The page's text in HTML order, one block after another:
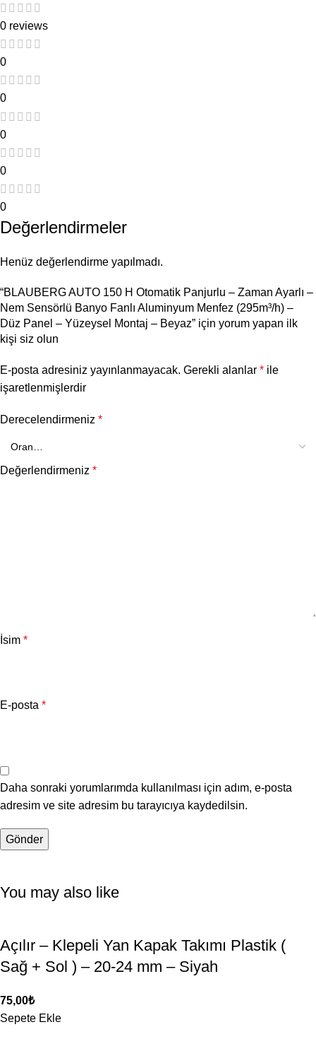
0 reviews
0
0
0
0
0
Değerlendirmeler
Henüz değerlendirme yapılmadı.
“BLAUBERG AUTO 150 H Otomatik Panjurlu – Zaman Ayarlı –
Nem Sensörlü Banyo Fanlı Aluminyum Menfez (295m³/h) –
Düz Panel – Yüzeysel Montaj – Beyaz” için yorum yapan ilk
kişi siz olun
E-posta adresiniz yayınlanmayacak. Gerekli alanlar * ile
işaretlenmişlerdir
Derecelendirmeniz *
Değerlendirmeniz *
İsim *
E-posta *
Daha sonraki yorumlarımda kullanılması için adım, e-posta
adresim ve site adresim bu tarayıcıya kaydedilsin.
You may also like
Açılır – Klepeli Yan Kapak Takımı Plastik (
Sağ + Sol ) – 20-24 mm – Siyah
75,00₺
Sepete Ekle